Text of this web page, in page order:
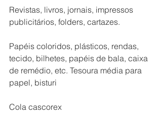
Revistas, livros, jornais, impressos
publicitários, folders, cartazes.
Papéis coloridos, plásticos, rendas,
tecido, bilhetes, papéis de bala, caixa
de remédio, etc. Tesoura média para
papel, bisturi
Cola cascorex